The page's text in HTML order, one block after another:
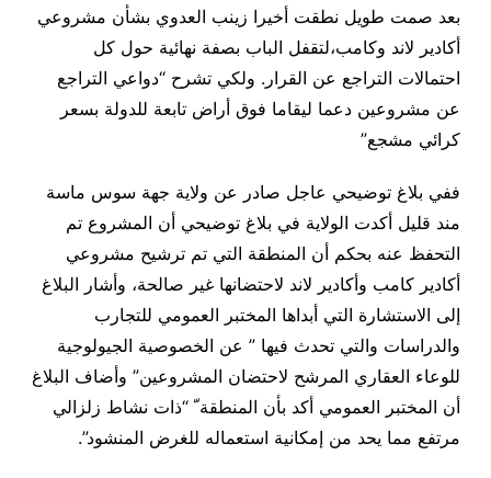
بعد صمت طويل نطقت أخيرا زينب العدوي بشأن مشروعي
أكادير لاند وكامب،لتقفل الباب بصفة نهائية حول كل
احتمالات التراجع عن القرار. ولكي تشرح “دواعي التراجع
عن مشروعين دعما ليقاما فوق أراض تابعة للدولة بسعر
كرائي مشجع”
ففي بلاغ توضيحي عاجل صادر عن ولاية جهة سوس ماسة
مند قليل أكدت الولاية في بلاغ توضيحي أن المشروع تم
التحفظ عنه بحكم أن المنطقة التي تم ترشيح مشروعي
أكادير كامب وأكادير لاند لاحتضانها غير صالحة، وأشار البلاغ
إلى الاستشارة التي أبداها المختبر العمومي للتجارب
والدراسات والتي تحدث فيها ” عن الخصوصية الجيولوجية
للوعاء العقاري المرشح لاحتضان المشروعين” وأضاف البلاغ
أن المختبر العمومي أكد بأن المنطقة ّ “ذات نشاط زلزالي
مرتفع مما يحد من إمكانية استعماله للغرض المنشود”.